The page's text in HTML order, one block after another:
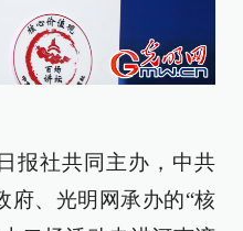
报社共同主办，中共
府、光明网承办的“核